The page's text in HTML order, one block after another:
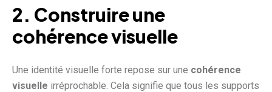
2. Construire une
cohérence visuelle
Une identité visuelle forte repose sur une cohérence
visuelle irréprochable. Cela signifie que tous les supports